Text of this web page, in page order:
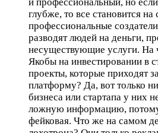
глубже, то все становится на
профессиональные
разводят людей на деньги,
несуществующие услуги. На
Якобы на инвестировании в
проекты, которые приходят
платформу? Да, вот только
бизнеса или стартапа у них
ложную информацию, потому
фейковая. Что же на самом